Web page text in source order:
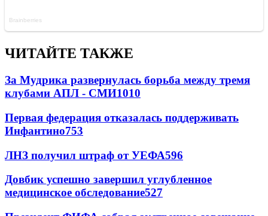
ЧИТАЙТЕ ТАКЖЕ
За Мудрика развернулась борьба между тремя
клубами АПЛ - СМИ1010
Первая федерация отказалась поддерживать
Инфантино753
ЛНЗ получил штраф от УЕФА596
Довбик успешно завершил углубленное
медицинское обследование527